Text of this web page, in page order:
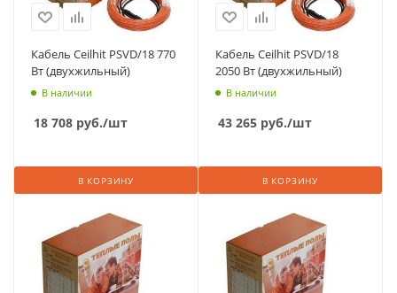
Кабель Ceilhit PSVD/18 770
Вт (двухжильный)
В наличии
18 708 руб./шт
В КОРЗИНУ
Кабель Ceilhit PSVD/18
2050 Вт (двухжильный)
В наличии
43 265 руб./шт
В КОРЗИНУ